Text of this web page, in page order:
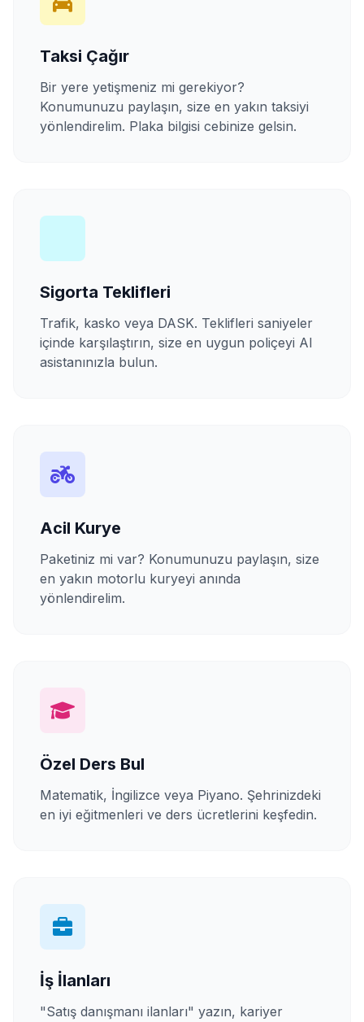
Taksi Çağır
Bir yere yetişmeniz mi gerekiyor?
Konumunuzu paylaşın, size en yakın taksiyi
yönlendirelim. Plaka bilgisi cebinize gelsin.
Sigorta Teklifleri
Trafik, kasko veya DASK. Teklifleri saniyeler
içinde karşılaştırın, size en uygun poliçeyi AI
asistanınızla bulun.
Acil Kurye
Paketiniz mi var? Konumunuzu paylaşın, size
en yakın motorlu kuryeyi anında
yönlendirelim.
Özel Ders Bul
Matematik, İngilizce veya Piyano. Şehrinizdeki
en iyi eğitmenleri ve ders ücretlerini keşfedin.
İş İlanları
"Satış danışmanı ilanları" yazın, kariyer